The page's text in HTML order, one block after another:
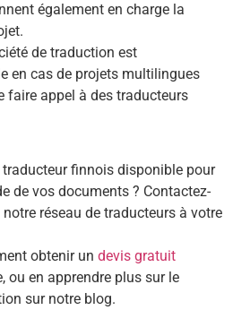
également en charge la
de traduction est
en cas de projets multilingues
faire appel à des traducteurs
finnois disponible pour
de vos documents ? Contactez-
réseau de traducteurs à votre
obtenir un devis gratuit
ou en apprendre plus sur le
sur notre blog.